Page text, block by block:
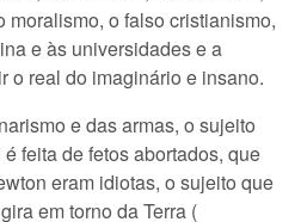
moralismo, o falso cristianismo,
e às universidades e a
o real do imaginário e insano.
e das armas, o sujeito
feita de fetos abortados, que
eram idiotas, o sujeito que
em torno da Terra (